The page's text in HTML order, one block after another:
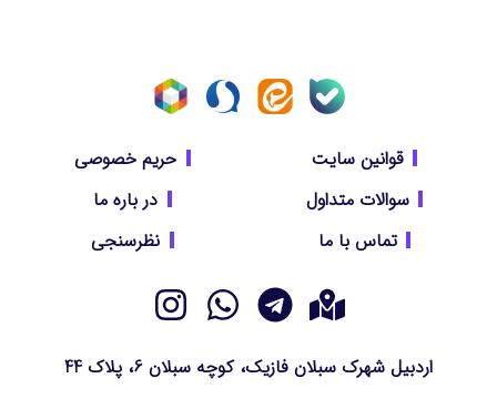
قوانین سایت
حریم خصوصی
سوالات متداول
در باره ما
تماس با ما
نظرسنجی
اردبیل شهرک سبلان فازیک، کوچه سبلان 6، پلاک 44